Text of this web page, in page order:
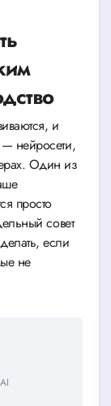
и
— нейросети,
Один из
просто
совет
если
не